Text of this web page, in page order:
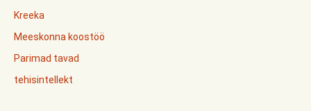
Kreeka
Meeskonna koostöö
Parimad tavad
tehisintellekt